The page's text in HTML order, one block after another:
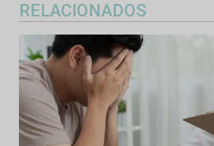
RELACIONADOS